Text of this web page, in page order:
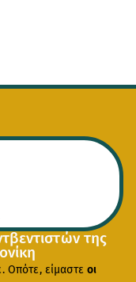
της
Οπότε, είμαστεοι